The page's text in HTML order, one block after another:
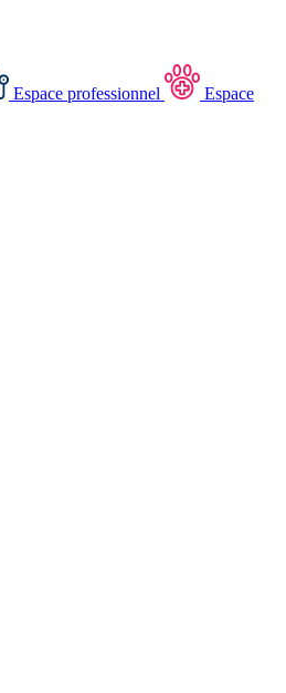
Espace professionnel
Espace